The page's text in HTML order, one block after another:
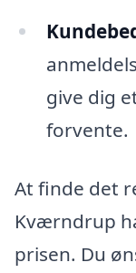
give dig
forvente.
At finde det
Kværndrup
prisen. Du